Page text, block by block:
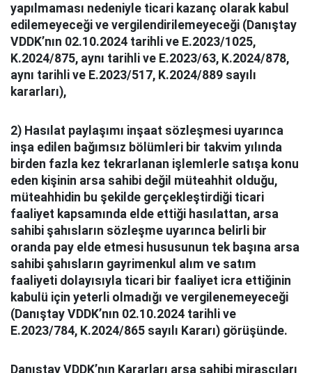
yapılmaması nedeniyle ticari kazanç olarak kabul
edilemeyeceği ve vergilendirilemeyeceği (Danıştay
VDDK’nın 02.10.2024 tarihli ve E.2023/1025,
K.2024/875, aynı tarihli ve E.2023/63, K.2024/878,
aynı tarihli ve E.2023/517, K.2024/889 sayılı
kararları),
2) Hasılat paylaşımı inşaat sözleşmesi uyarınca
inşa edilen bağımsız bölümleri bir takvim yılında
birden fazla kez tekrarlanan işlemlerle satışa konu
eden kişinin arsa sahibi değil müteahhit olduğu,
müteahhidin bu şekilde gerçekleştirdiği ticari
faaliyet kapsamında elde ettiği hasılattan, arsa
sahibi şahısların sözleşme uyarınca belirli bir
oranda pay elde etmesi hususunun tek başına arsa
sahibi şahısların gayrimenkul alım ve satım
faaliyeti dolayısıyla ticari bir faaliyet icra ettiğinin
kabulü için yeterli olmadığı ve vergilenemeyeceği
(Danıştay VDDK’nın 02.10.2024 tarihli ve
E.2023/784, K.2024/865 sayılı Kararı) görüşünde.
Danıştay VDDK’nın Kararları arsa sahibi mirasçıları